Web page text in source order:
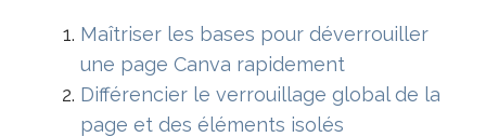
Maîtriser les bases pour déverrouiller
une page Canva rapidement
Différencier le verrouillage global de la
page et des éléments isolés